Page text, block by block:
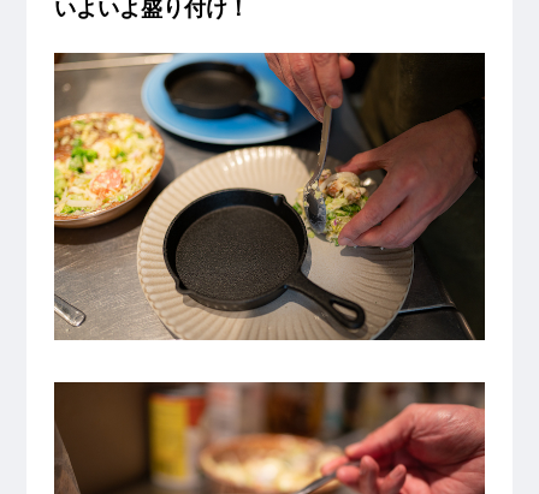
いよいよ盛り付け！